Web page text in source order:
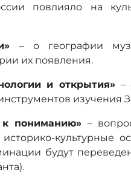
повлияло на
– о географии
их появления.
и открытия» –
изучения
пониманию» –
культурные
будут